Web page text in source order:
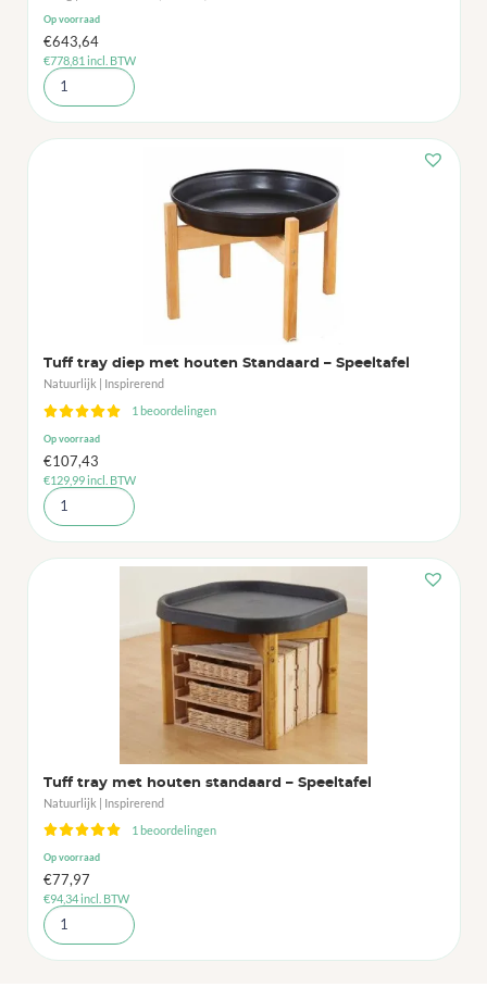
Op voorraad
€643,64
€778,81 incl. BTW
Tuff tray diep met houten Standaard – Speeltafel
Natuurlijk | Inspirerend
1 beoordelingen
Op voorraad
€107,43
€129,99incl. BTW
Tuff tray met houten standaard – Speeltafel
Natuurlijk | Inspirerend
1 beoordelingen
Op voorraad
€77,97
€94,34incl. BTW